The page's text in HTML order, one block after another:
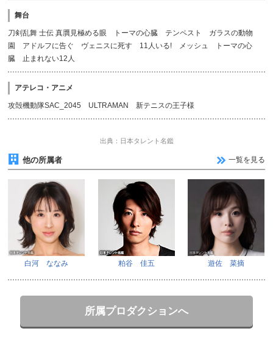
舞台
刀剣乱舞 士伝 真贋見極める眼 トーマの心臓 テンペスト ガラスの動物
園 アドルフに告ぐ ヴェニスに死す 11人いる! メッシュ トーマの心
臓 止まれない12人
アテレコ・アニメ
攻殻機動隊SAC_2045 ULTRAMAN 新テニスの王子様
出典：日本タレント名鑑
他の所属者 一覧を見る
白河 ななみ 粕谷 佳五 遊佐 菜摘
所属プロダクションへ